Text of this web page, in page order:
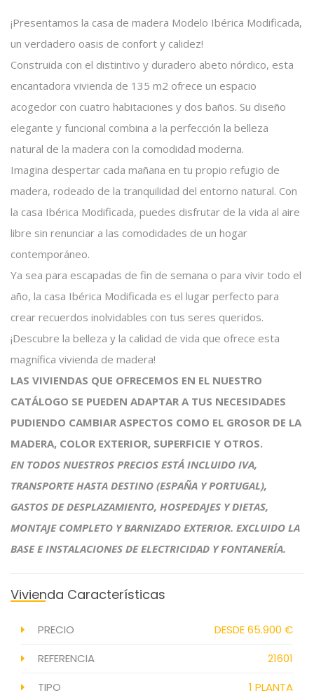
¡Presentamos la casa de madera Modelo Ibérica Modificada,
un verdadero oasis de confort y calidez!
Construida con el distintivo y duradero abeto nórdico, esta
encantadora vivienda de 135 m2 ofrece un espacio
acogedor con cuatro habitaciones y dos baños. Su diseño
elegante y funcional combina a la perfección la belleza
natural de la madera con la comodidad moderna.
Imagina despertar cada mañana en tu propio refugio de
madera, rodeado de la tranquilidad del entorno natural. Con
la casa Ibérica Modificada, puedes disfrutar de la vida al aire
libre sin renunciar a las comodidades de un hogar
contemporáneo.
Ya sea para escapadas de fin de semana o para vivir todo el
año, la casa Ibérica Modificada es el lugar perfecto para
crear recuerdos inolvidables con tus seres queridos.
¡Descubre la belleza y la calidad de vida que ofrece esta
magnífica vivienda de madera!
LAS VIVIENDAS QUE OFRECEMOS EN EL NUESTRO
CATÁLOGO SE PUEDEN ADAPTAR A TUS NECESIDADES
PUDIENDO CAMBIAR ASPECTOS COMO EL GROSOR DE LA
MADERA, COLOR EXTERIOR, SUPERFICIE Y OTROS.
EN TODOS NUESTROS PRECIOS ESTÁ INCLUIDO IVA,
TRANSPORTE HASTA DESTINO (ESPAÑA Y PORTUGAL),
GASTOS DE DESPLAZAMIENTO, HOSPEDAJES Y DIETAS,
MONTAJE COMPLETO Y BARNIZADO EXTERIOR. EXCLUIDO LA
BASE E INSTALACIONES DE ELECTRICIDAD Y FONTANERÍA.
Vivienda Características
PRECIO
DESDE 65.900 €
REFERENCIA
21601
TIPO
1 PLANTA